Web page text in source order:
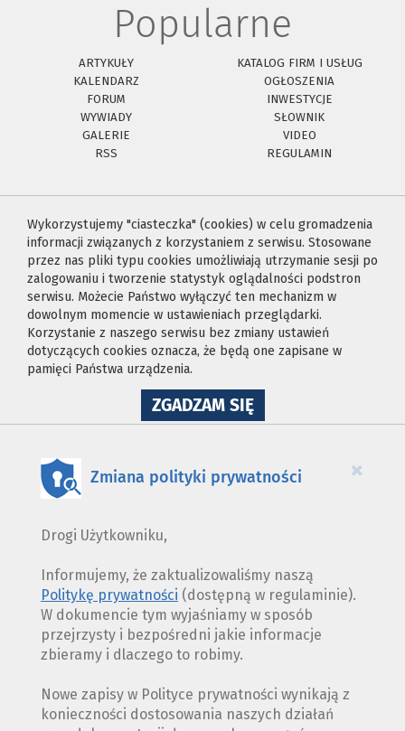
Popularne
ARTYKUŁY
KATALOG FIRM I USŁUG
KALENDARZ
OGŁOSZENIA
FORUM
INWESTYCJE
WYWIADY
SŁOWNIK
GALERIE
VIDEO
RSS
REGULAMIN
Wykorzystujemy "ciasteczka" (cookies) w celu gromadzenia
informacji związanych z korzystaniem z serwisu. Stosowane
przez nas pliki typu cookies umożliwiają utrzymanie sesji po
zalogowaniu i tworzenie statystyk oglądalności podstron
serwisu. Możecie Państwo wyłączyć ten mechanizm w
dowolnym momencie w ustawieniach przeglądarki.
Korzystanie z naszego serwisu bez zmiany ustawień
dotyczących cookies oznacza, że będą one zapisane w
pamięci Państwa urządzenia.
ZGADZAM SIĘNA
WYKORZYSTANIE
×
Zmiana polityki prywatności
Drogi Użytkowniku,
Informujemy, że zaktualizowaliśmy naszą
Politykę prywatności (dostępną w regulaminie).
W dokumencie tym wyjaśniamy w sposób
przejrzysty i bezpośredni jakie informacje
zbieramy i dlaczego to robimy.
Nowe zapisy w Polityce prywatności wynikają z
konieczności dostosowania naszych działań